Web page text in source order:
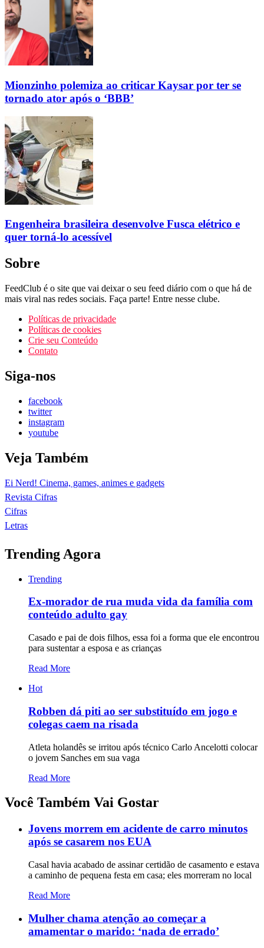
Mionzinho polemiza ao criticar Kaysar por ter se
tornado ator após o ‘BBB’
Engenheira brasileira desenvolve Fusca elétrico e
quer torná-lo acessível
Sobre
FeedClub é o site que vai deixar o seu feed diário com o que há de
mais viral nas redes sociais. Faça parte! Entre nesse clube.
Políticas de privacidade
Políticas de cookies
Crie seu Conteúdo
Contato
Siga-nos
facebook
twitter
instagram
youtube
Veja Também
Ei Nerd! Cinema, games, animes e gadgets
Revista Cifras
Cifras
Letras
Trending Agora
Trending
Ex-morador de rua muda vida da família com
conteúdo adulto gay
Casado e pai de dois filhos, essa foi a forma que ele encontrou
para sustentar a esposa e as crianças
Read More
Hot
Robben dá piti ao ser substituído em jogo e
colegas caem na risada
Atleta holandês se irritou após técnico Carlo Ancelotti colocar
o jovem Sanches em sua vaga
Read More
Você Também Vai Gostar
Jovens morrem em acidente de carro minutos
após se casarem nos EUA
Casal havia acabado de assinar certidão de casamento e estava
a caminho de pequena festa em casa; eles morreram no local
Read More
Mulher chama atenção ao começar a
amamentar o marido: ‘nada de errado’